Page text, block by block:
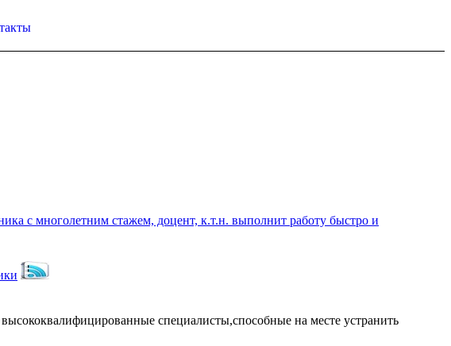
с многолетним стажем, доцент, к.т.н. выполнит работу быстро и
специалисты,способные на месте устранить